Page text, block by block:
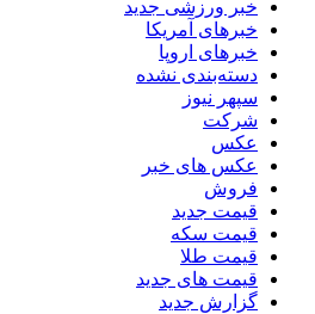
خبر ورزشی جدید
خبرهای آمریکا
خبرهای اروپا
دسته‌بندی نشده
سپهر نیوز
شرکت
عکس
عکس های خبر
فروش
قیمت جدید
قیمت سکه
قیمت طلا
قیمت های جدید
گزارش جدید